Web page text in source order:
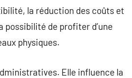
la réduction des coûts et
possibilité de profiter d’une
physiques.
Elle influence la